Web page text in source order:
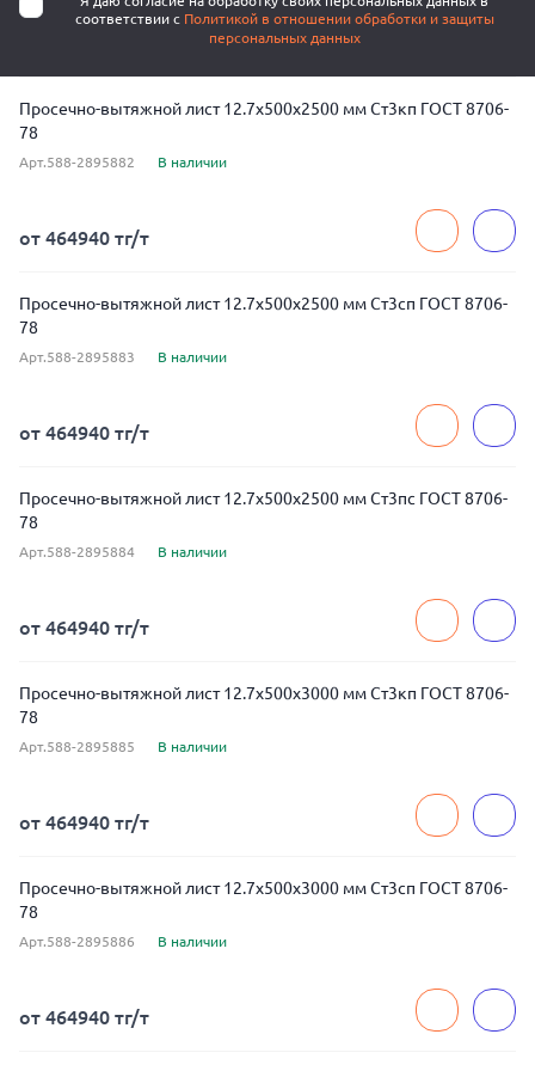
соответствии с Политикой в отношении обработки и защиты
персональных данных
Просечно-вытяжной лист 12.7x500x2500 мм Ст3кп ГОСТ 8706-
78
Арт.588-2895882 В наличии
от 464940 тг/т
Просечно-вытяжной лист 12.7x500x2500 мм Ст3сп ГОСТ 8706-
78
Арт.588-2895883 В наличии
от 464940 тг/т
Просечно-вытяжной лист 12.7x500x2500 мм Ст3пс ГОСТ 8706-
78
Арт.588-2895884 В наличии
от 464940 тг/т
Просечно-вытяжной лист 12.7x500x3000 мм Ст3кп ГОСТ 8706-
78
Арт.588-2895885 В наличии
от 464940 тг/т
Просечно-вытяжной лист 12.7x500x3000 мм Ст3сп ГОСТ 8706-
78
Арт.588-2895886 В наличии
от 464940 тг/т